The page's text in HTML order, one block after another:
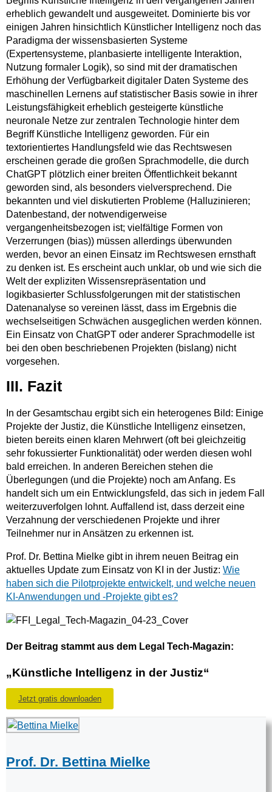
erheblich gewandelt und ausgeweitet. Dominierte bis vor
einigen Jahren hinsichtlich Künstlicher Intelligenz noch das
Paradigma der wissensbasierten Systeme
(Expertensysteme, planbasierte intelligente Interaktion,
Nutzung formaler Logik), so sind mit der dramatischen
Erhöhung der Verfügbarkeit digitaler Daten Systeme des
maschinellen Lernens auf statistischer Basis sowie in ihrer
Leistungsfähigkeit erheblich gesteigerte künstliche
neuronale Netze zur zentralen Technologie hinter dem
Begriff Künstliche Intelligenz geworden. Für ein
textorientiertes Handlungsfeld wie das Rechtswesen
erscheinen gerade die großen Sprachmodelle, die durch
ChatGPT plötzlich einer breiten Öffentlichkeit bekannt
geworden sind, als besonders vielversprechend. Die
bekannten und viel diskutierten Probleme (Halluzinieren;
Datenbestand, der notwendigerweise
vergangenheitsbezogen ist; vielfältige Formen von
Verzerrungen (bias)) müssen allerdings überwunden
werden, bevor an einen Einsatz im Rechtswesen ernsthaft
zu denken ist. Es erscheint auch unklar, ob und wie sich die
Welt der expliziten Wissensrepräsentation und
logikbasierter Schlussfolgerungen mit der statistischen
Datenanalyse so vereinen lässt, dass im Ergebnis die
wechselseitigen Schwächen ausgeglichen werden können.
Ein Einsatz von ChatGPT oder anderer Sprachmodelle ist
bei den oben beschriebenen Projekten (bislang) nicht
vorgesehen.
III. Fazit
In der Gesamtschau ergibt sich ein heterogenes Bild: Einige
Projekte der Justiz, die Künstliche Intelligenz einsetzen,
bieten bereits einen klaren Mehrwert (oft bei gleichzeitig
sehr fokussierter Funktionalität) oder werden diesen wohl
bald erreichen. In anderen Bereichen stehen die
Überlegungen (und die Projekte) noch am Anfang. Es
handelt sich um ein Entwicklungsfeld, das sich in jedem Fall
weiterzuverfolgen lohnt. Auffallend ist, dass derzeit eine
Verzahnung der verschiedenen Projekte und ihrer
Teilnehmer nur in Ansätzen zu erkennen ist.
Prof. Dr. Bettina Mielke gibt in ihrem neuen Beitrag ein
aktuelles Update zum Einsatz von KI in der Justiz: Wie
haben sich die Pilotprojekte entwickelt, und welche neuen
KI-Anwendungen und -Projekte gibt es?
Der Beitrag stammt aus dem Legal Tech-Magazin:
„Künstliche Intelligenz in der Justiz“
Jetzt gratis downloaden
Prof. Dr. Bettina Mielke